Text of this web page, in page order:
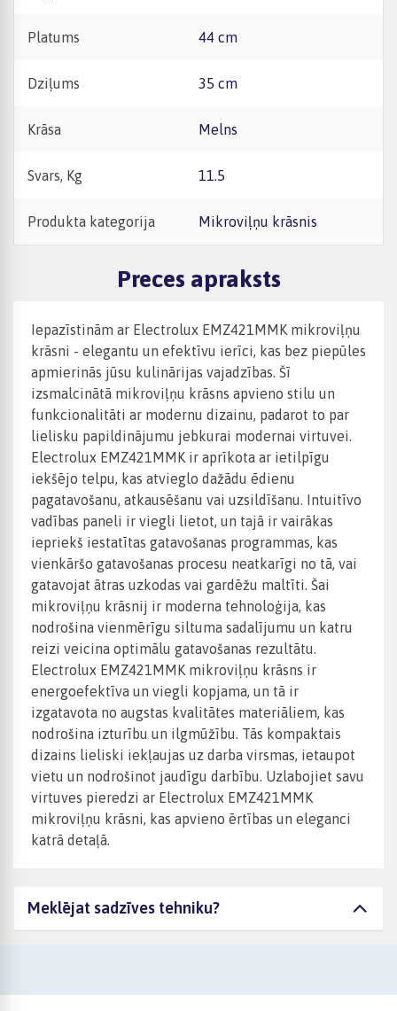
Platums 44 cm
Dziļums 35 cm
Krāsa Melns
Svars, Kg 11.5
Produkta kategorija Mikroviļņu krāsnis
Preces apraksts
Iepazīstinām ar Electrolux EMZ421MMK mikroviļņu
krāsni - elegantu un efektīvu ierīci, kas bez piepūles
apmierinās jūsu kulinārijas vajadzības. Šī
izsmalcinātā mikroviļņu krāsns apvieno stilu un
funkcionalitāti ar modernu dizainu, padarot to par
lielisku papildinājumu jebkurai modernai virtuvei.
Electrolux EMZ421MMK ir aprīkota ar ietilpīgu
iekšējo telpu, kas atvieglo dažādu ēdienu
pagatavošanu, atkausēšanu vai uzsildīšanu. Intuitīvo
vadības paneli ir viegli lietot, un tajā ir vairākas
iepriekš iestatītas gatavošanas programmas, kas
vienkāršo gatavošanas procesu neatkarīgi no tā, vai
gatavojat ātras uzkodas vai gardēžu maltīti. Šai
mikroviļņu krāsnij ir moderna tehnoloģija, kas
nodrošina vienmērīgu siltuma sadalījumu un katru
reizi veicina optimālu gatavošanas rezultātu.
Electrolux EMZ421MMK mikroviļņu krāsns ir
energoefektīva un viegli kopjama, un tā ir
izgatavota no augstas kvalitātes materiāliem, kas
nodrošina izturību un ilgmūžību. Tās kompaktais
dizains lieliski iekļaujas uz darba virsmas, ietaupot
vietu un nodrošinot jaudīgu darbību. Uzlabojiet savu
virtuves pieredzi ar Electrolux EMZ421MMK
mikroviļņu krāsni, kas apvieno ērtības un eleganci
katrā detaļā.
Meklējat sadzīves tehniku?